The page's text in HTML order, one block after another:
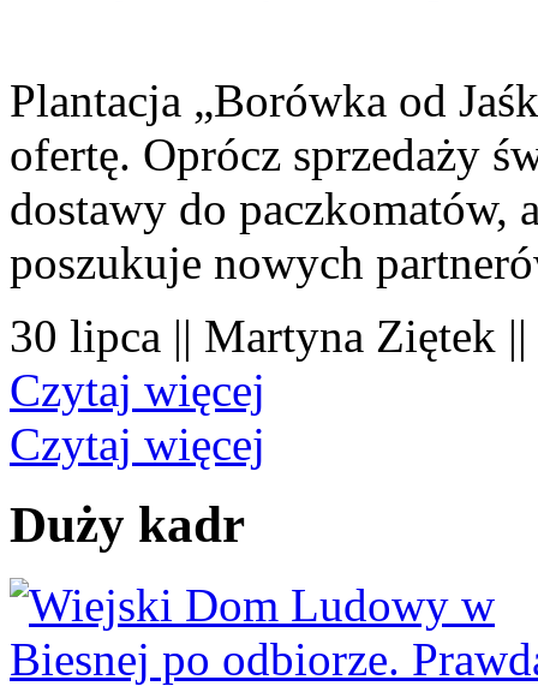
Plantacja „Borówka od
ofertę. Oprócz sprzedaży
dostawy do paczkomatów,
poszukuje nowych
30 lipca || Martyna Ziętek
Czytaj więcej
Czytaj więcej
Duży kadr